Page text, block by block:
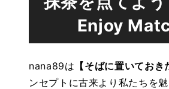
Enjoy
nana89は 【そばに置いておき
ンセプトに古来より私たちを